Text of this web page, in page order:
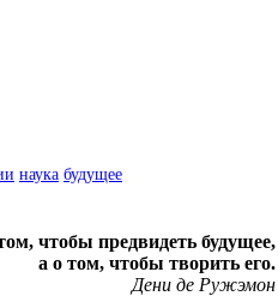
наука будущее
чтобы предвидеть будущее,
а о том, чтобы творить его.
Дени де Ружэмон